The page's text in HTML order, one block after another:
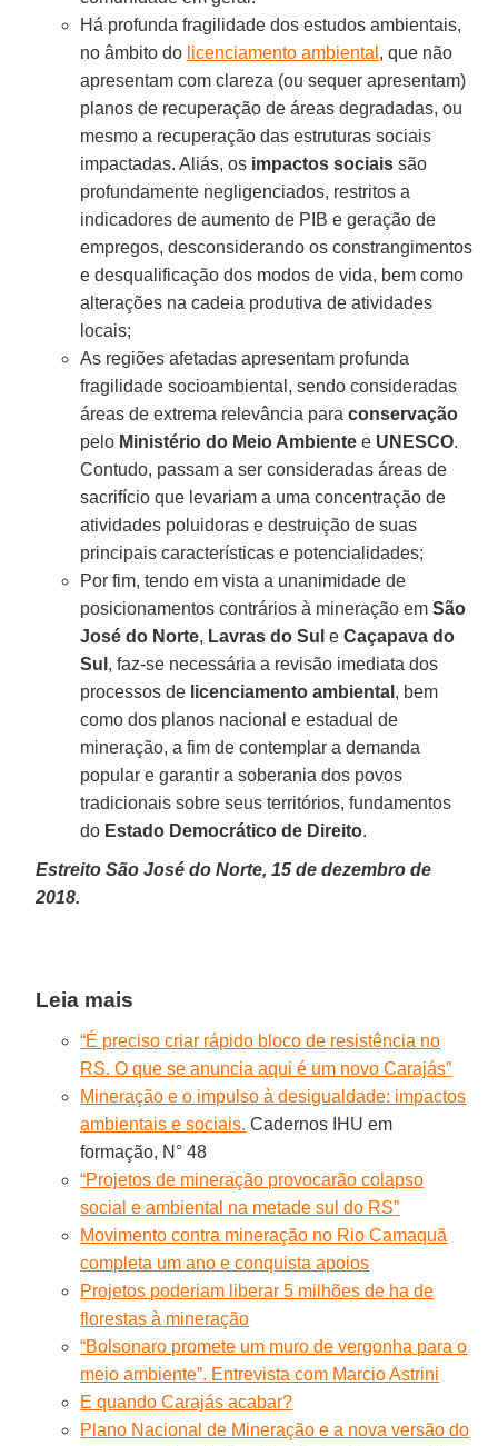
Há profunda fragilidade dos estudos ambientais,
no âmbito do licenciamento ambiental , que não
apresentam com clareza (ou sequer apresentam)
planos de recuperação de áreas degradadas, ou
mesmo a recuperação das estruturas sociais
impactadas. Aliás, os impactos sociais são
profundamente negligenciados, restritos a
indicadores de aumento de PIB e geração de
empregos, desconsiderando os constrangimentos
e desqualificação dos modos de vida, bem como
alterações na cadeia produtiva de atividades
locais;
As regiões afetadas apresentam profunda
fragilidade socioambiental, sendo consideradas
áreas de extrema relevância paraconservação
pelo Ministério do Meio Ambientee UNESCO.
Contudo, passam a ser consideradas áreas de
sacrifício que levariam a uma concentração de
atividades poluidoras e destruição de suas
principais características e potencialidades;
Por fim, tendo em vista a unanimidade de
posicionamentos contrários à mineração emSão
José do Norte, Lavras do Sul eCaçapava do
Sul , faz-se necessária a revisão imediata dos
processos de licenciamento ambiental , bem
como dos planos nacional e estadual de
mineração, a fim de contemplar a demanda
popular e garantir a soberania dos povos
tradicionais sobre seus territórios, fundamentos
do Estado Democrático de Direito.
Estreito São José do Norte, 15 de dezembro de
2018.
Leia mais
“É preciso criar rápido bloco de resistência no
RS. O que se anuncia aqui é um novo Carajás”
Mineração e o impulso à desigualdade: impactos
ambientais e sociais. Cadernos IHU em
formação, N° 48
“Projetos de mineração provocarão colapso
social e ambiental na metade sul do RS”
Movimento contra mineração no Rio Camaquã
completa um ano e conquista apoios
Projetos poderiam liberar 5 milhões de ha de
florestas à mineração
“Bolsonaro promete um muro de vergonha para o
meio ambiente”. Entrevista com Marcio Astrini
E quando Carajás acabar?
Plano Nacional de Mineração e a nova versão do